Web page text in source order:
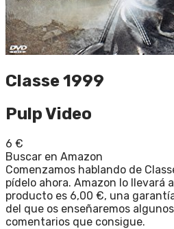
Classe 1999
Pulp Video
6 €
Buscar en Amazon
Comenzamos hablando de
pídelo ahora. Amazon lo llevará
producto es 6,00 €, una
del que os enseñaremos
comentarios que consigue.